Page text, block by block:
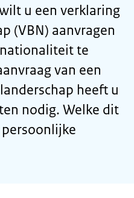
u een verklaring
(VBN) aanvragen
te
van een
heeft u
nodig. Welke dit